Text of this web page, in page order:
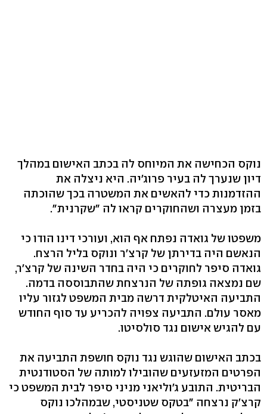
נוקס הכחישה את המיוחס לה בכתב האישום במהלך
דיון שנערך לה בעיר פרוג'יה. היא ניצלה את
ההזדמנות כדי להאשים את המשטרה בכך שהוכתה
בזמן מעצרה ושהחוקרים קראו לה "שקרנית".
משפטו של גואדה נפתח אף הוא, ועורכי דינו הודו כי
הנאשם היה בדירתן של קרצ'ר ונוקס בליל הרצח.
גואדה סיפר לחוקרים כי היה בחדר השינה של קרצ'ר,
שם נמצאה גופתה של הנרצחת שהתבוססה בדמה.
התביעה האיטלקית דרשה מבית המשפט לגזור עליו
מאסר עולם. התביעה צפויה להכריע עד סוף החודש
עם להגיש אישום נגד סולסיטו.
בכתב האישום שהוגש נגד נוקס חושפת התביעה את
הפרטים המזעזעים שהובילו למותה של הסטודנטית
הבריטית. התובע ג'וליאני מניני סיפר לבית המשפט כי
קרצ'ק נרצחה "בטקס שטניסטי, שבמהלכו נוקס